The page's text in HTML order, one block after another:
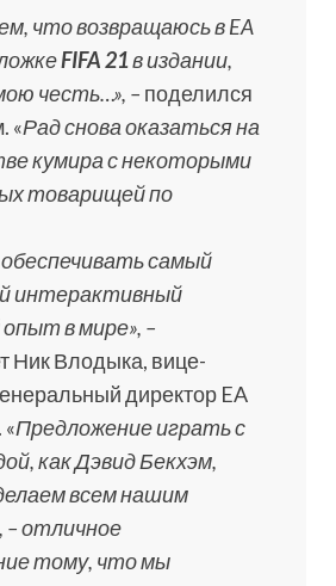
что возвращаюсь в EA
FIFA 21в издании,
честь…», – поделился
«Рад снова оказаться на
кумира с некоторыми
товарищей по
самый
интерактивный
в мире», –
Ник Влодыка, вице-
директор EA
Предложение играть с
как Дэвид Бекхэм,
всем нашим
– отличное
тому, что мы